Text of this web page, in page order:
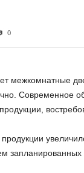
0
межкомнатные
Современное